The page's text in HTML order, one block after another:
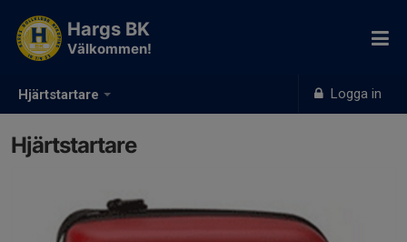
Hjärtstartare Logga in
Hargs BK
Välkommen!
Hjärtstartare